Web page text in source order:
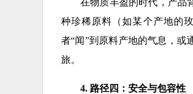
在物质丰盈的时代，产品
种珍稀原料（如某个产地的
者“闻”到原料产地的气息，或
旅。
4. 路径四：安全与包容性